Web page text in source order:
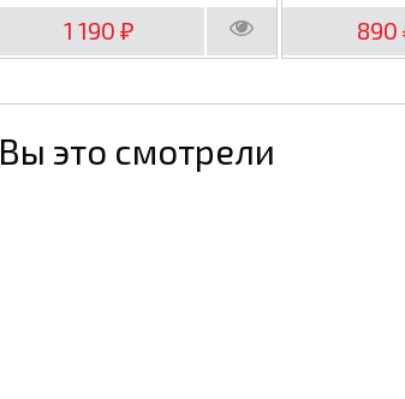
1 190₽ 890
Вы это смотрели